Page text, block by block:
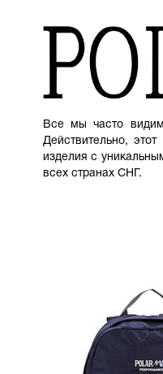
Все мы часто
Действительно,
изделия с
всех странах СНГ.